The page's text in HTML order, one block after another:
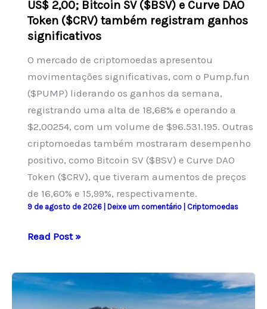
inicial
US$ 2,00; Bitcoin SV ($BSV) e Curve DAO
Token ($CRV) também registram ganhos
significativos
O mercado de criptomoedas apresentou
movimentações significativas, com o Pump.fun
($PUMP) liderando os ganhos da semana,
registrando uma alta de 18,68% e operando a
$2,00254, com um volume de $96.531.195. Outras
criptomoedas também mostraram desempenho
positivo, como Bitcoin SV ($BSV) e Curve DAO
Token ($CRV), que tiveram aumentos de preços
de 16,60% e 15,99%, respectivamente.
9 de agosto de 2026 Deixe um comentário Criptomoedas
Pump.fun
18,68%
e
Read Post »